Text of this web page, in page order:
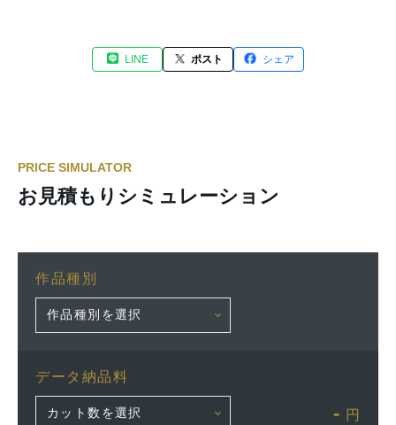
LINE ポスト シェア
PRICE SIMULATOR
お見積もりシミュレーション
作品種別
データ納品料
- 円